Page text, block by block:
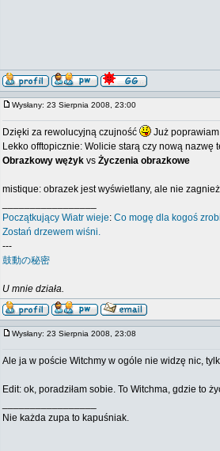
Wysłany: 23 Sierpnia 2008, 23:00
Dzięki za rewolucyjną czujność
Już
Lekko offtopicznie: Wolicie starą czy nową nazwę
Obrazkowy wężyk vs Życzenia obrazkowe
mistique: obrazek jest wyświetlany, ale nie
Początkujący Wiatr wieje: Co mogę dla kogoś
Zostań drzewem wiśni.
---
鼓動の秘密
U mnie działa.
Wysłany: 23 Sierpnia 2008, 23:08
Ale ja w poście Witchmy w ogóle nie widzę nic,
Edit: ok, poradziłam sobie. To Witchma, gdzie to
Nie każda zupa to kapuśniak.